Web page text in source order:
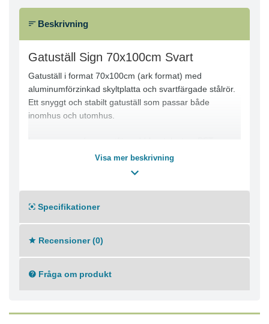
Beskrivning
Gatuställ Sign 70x100cm Svart
Gatuställ i format 70x100cm (ark format) med
aluminumförzinkad skyltplatta och svartfärgade stålrör.
Ett snyggt och stabilt gatuställ som passar både
inomhus och utomhus.
25mm svartfärgade stålrör som är fosfat och
Visa mer beskrivning
Specifikationer
Recensioner (0)
Fråga om produkt